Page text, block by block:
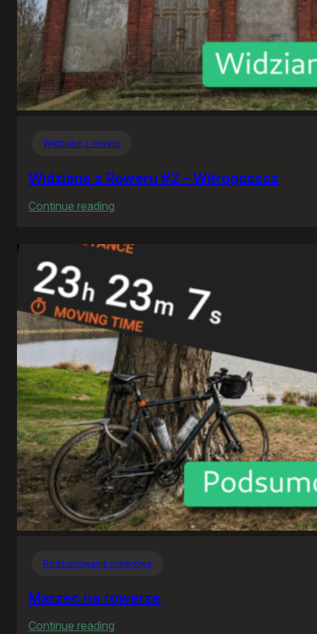
Widziane z roweru
Widziane z Roweru #2 – Witrogoszcz
Continue reading
z
#2
–
Witrogoszcz
Podsumowania rowerowe
Marzec na rowerze
Continue reading